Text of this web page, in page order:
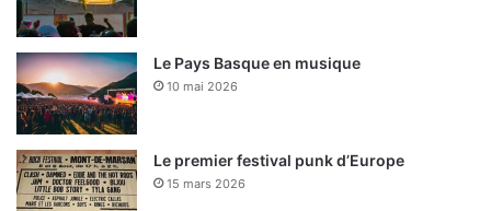
Le Pays Basque en musique
10 mai 2026
Le premier festival punk d’Europe
15 mars 2026